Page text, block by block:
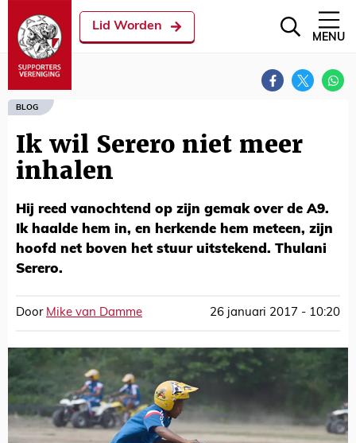
Lid Worden
MENU
BLOG
Ik wil Serero niet meer
inhalen
Hij reed vanochtend op zijn gemak over de A9.
Ik haalde hem in, en herkende hem meteen, zijn
hoofd net boven het stuur uitstekend. Thulani
Serero.
Door Mike van Damme 26 januari 2017 - 10:20